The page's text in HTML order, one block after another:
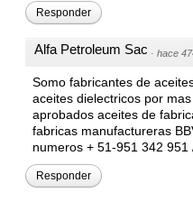
Responder
Alfa Petroleum Sac ·hace
Somo fabricantes de
aceites dielectricos por
aprobados aceites de
fabricas manufactureras
numeros + 51-951 342
Responder